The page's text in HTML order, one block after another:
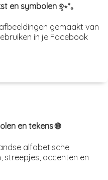
en symbolen ୭̥⋆*｡
gemaakt van
in je Facebook
en tekens 🌐
alfabetische
streepjes, accenten en